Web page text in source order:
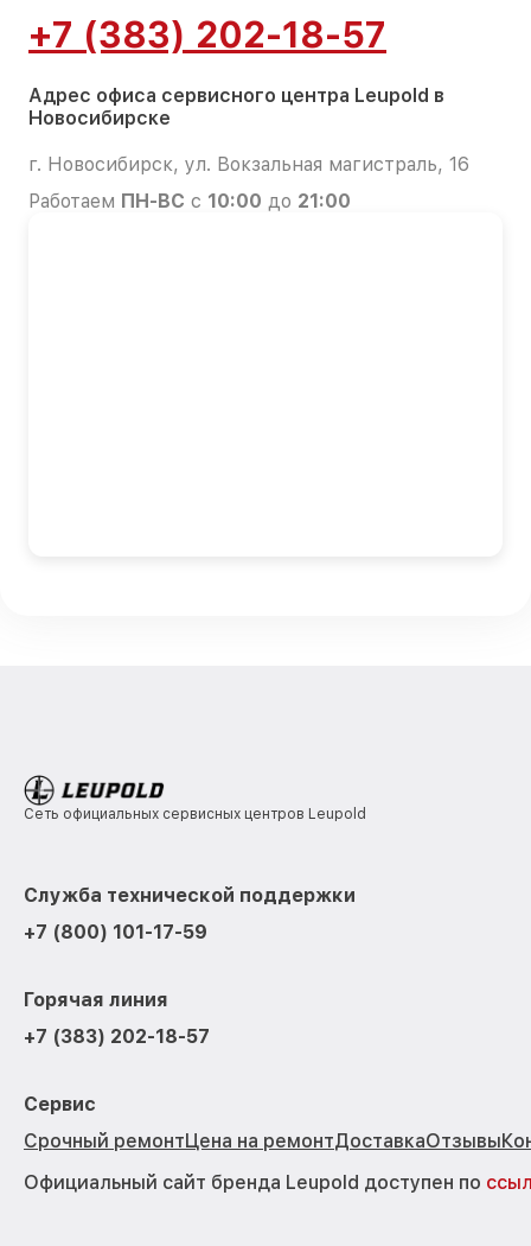
+7 (383) 202-18-57
Адрес офиса сервисного центра Leupold в
Новосибирске
г. Новосибирск, ул. Вокзальная магистраль, 16
Работаем ПН-ВС с 10:00 до 21:00
Сеть официальных сервисных центров Leupold
Служба технической поддержки
+7 (800) 101-17-59
Горячая линия
+7 (383) 202-18-57
Сервис
Срочный ремонтЦена на ремонтДоставкаОтзывы
Официальный сайт бренда Leupold доступен по